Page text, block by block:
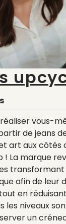
vous-
de jeans
art aux côtés
! La marque
transformant
afin de leur
en
les niveaux
un